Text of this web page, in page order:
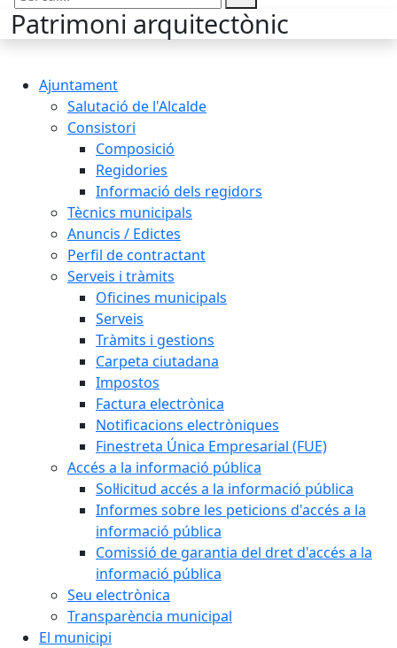
Cercar:
Patrimoni arquitectònic
Ajuntament
Salutació de l'Alcalde
Consistori
Composició
Regidories
Informació dels regidors
Tècnics municipals
Anuncis / Edictes
Perfil de contractant
Serveis i tràmits
Oficines municipals
Serveis
Tràmits i gestions
Carpeta ciutadana
Impostos
Factura electrònica
Notificacions electròniques
Finestreta Única Empresarial (FUE)
Accés a la informació pública
Sol·licitud accés a la informació pública
Informes sobre les peticions d'accés a la
informació pública
Comissió de garantia del dret d'accés a la
informació pública
Seu electrònica
Transparència municipal
El municipi